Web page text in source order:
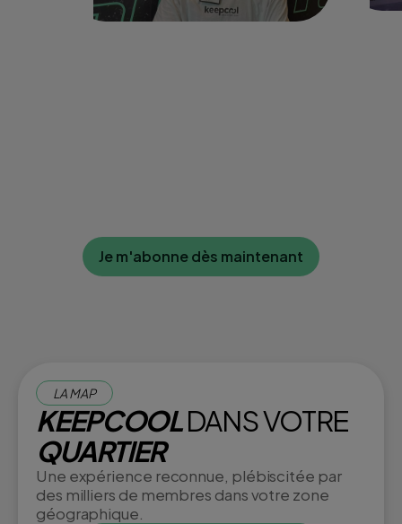
Je m'abonne dès maintenant
LA MAP
KEEPCOOLDANS VOTRE
QUARTIER
Une expérience reconnue, plébiscitée par
des milliers de membres dans votre zone
géographique.